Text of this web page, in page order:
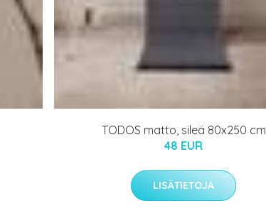
TODOS matto, sileä 80x250 cm
48 EUR
LISÄTIETOJA